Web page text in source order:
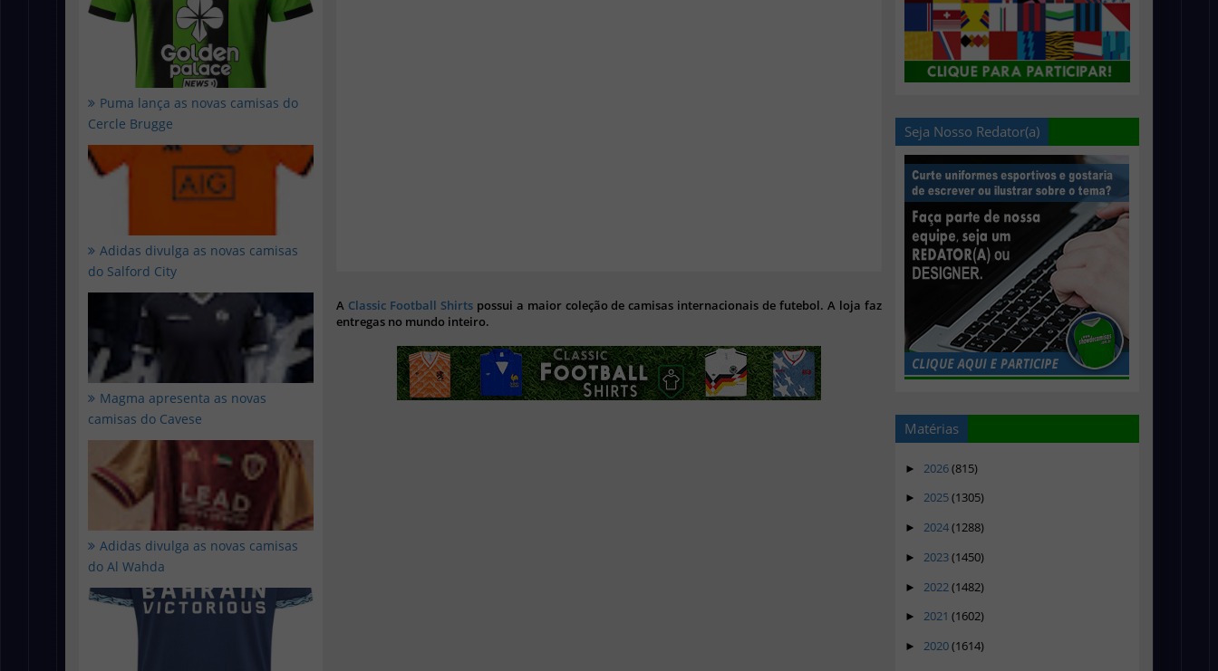
Puma lança as novas camisas do
Cercle Brugge
Adidas divulga as novas camisas
do Salford City
Magma apresenta as novas
camisas do Cavese
Adidas divulga as novas camisas
do Al Wahda
A Classic Football Shirts possui a maior coleção de camisas internacionais de futebol. A loja faz
entregas no mundo inteiro.
Seja Nosso Redator(a)
Matérias
► 2026(815)
► 2025(1305)
► 2024(1288)
► 2023(1450)
► 2022(1482)
► 2021 (1602)
► 2020(1614)